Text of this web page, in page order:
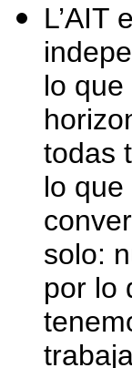
L’AIT
lo
todas
lo
solo:
por lo